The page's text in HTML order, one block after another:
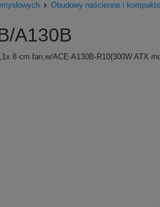
Obudowy naścienne i
A130B
8 cm fan,w/ACE-A130B-R10(300W ATX